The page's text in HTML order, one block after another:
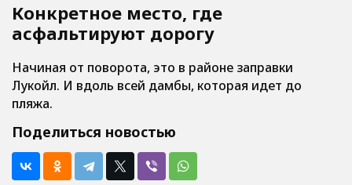
Конкретное место, где
асфальтируют дорогу
Начиная от поворота, это в районе заправки
Лукойл. И вдоль всей дамбы, которая идет до
пляжа.
Поделиться новостью